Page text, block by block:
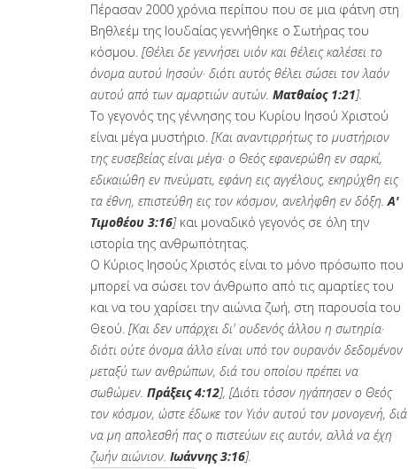
Πέρασαν 2000 χρόνια περίπου που σε μια φάτνη στη
Βηθλεέμ της Ιουδαίας γεννήθηκε ο Σωτήρας του
κόσμου. [Θέλει δε γεννήσει υιόν και θέλεις καλέσει το
όνομα αυτού Ιησούν· διότι αυτός θέλει σώσει τον λαόν
αυτού από των αμαρτιών αυτών. Ματθαίος 1:21].
Το γεγονός της γέννησης του Κυρίου Ιησού Χριστού
είναι μέγα μυστήριο. [Και αναντιρρήτως το μυστήριον
της ευσεβείας είναι μέγα· ο Θεός εφανερώθη εν σαρκί,
εδικαιώθη εν πνεύματι, εφάνη εις αγγέλους, εκηρύχθη εις
τα έθνη, επιστεύθη εις τον κόσμον, ανελήφθη εν δόξη.Α'
Τιμοθέου 3:16]και μοναδικό γεγονός σε όλη την
ιστορία της ανθρωπότητας.
Ο Κύριος Ιησούς Χριστός είναι το μόνο πρόσωπο που
μπορεί να σώσει τον άνθρωπο από τις αμαρτίες του
και να του χαρίσει την αιώνια ζωή, στη παρουσία του
Θεού. [Και δεν υπάρχει δι' ουδενός άλλου η σωτηρία·
διότι ούτε όνομα άλλο είναι υπό τον ουρανόν δεδομένον
μεταξύ των ανθρώπων, διά του οποίου πρέπει να
σωθώμεν. Πράξεις 4:12], [Διότι τόσον ηγάπησεν ο Θεός
τον κόσμον, ώστε έδωκε τον Υιόν αυτού τον μονογενή, διά
να μη απολεσθή πας ο πιστεύων εις αυτόν, αλλά να έχη
ζωήν αιώνιον. Ιωάννης 3:16].